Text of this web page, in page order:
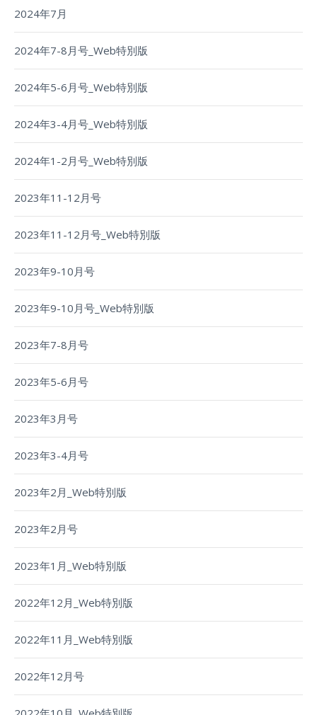
2024年7月
2024年7-8月号_Web特別版
2024年5-6月号_Web特別版
2024年3-4月号_Web特別版
2024年1-2月号_Web特別版
2023年11-12月号
2023年11-12月号_Web特別版
2023年9-10月号
2023年9-10月号_Web特別版
2023年7-8月号
2023年5-6月号
2023年3月号
2023年3-4月号
2023年2月_Web特別版
2023年2月号
2023年1月_Web特別版
2022年12月_Web特別版
2022年11月_Web特別版
2022年12月号